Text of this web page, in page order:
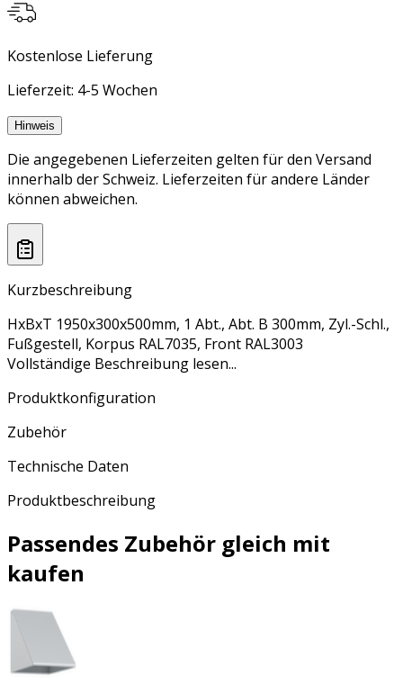
Kostenlose Lieferung
Lieferzeit: 4-5 Wochen
Hinweis
Die angegebenen Lieferzeiten gelten für den Versand
innerhalb der Schweiz. Lieferzeiten für andere Länder
können abweichen.
Kurzbeschreibung
HxBxT 1950x300x500mm, 1 Abt., Abt. B 300mm, Zyl.-Schl.,
Fußgestell, Korpus RAL7035, Front RAL3003
Vollständige Beschreibung lesen...
Produktkonfiguration
Zubehör
Technische Daten
Produktbeschreibung
Passendes Zubehör gleich mit
kaufen